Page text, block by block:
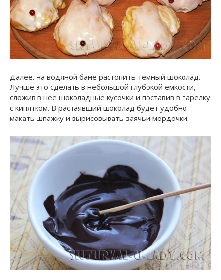
Далее, на водяной бане растопить темный шоколад.
Лучше это сделать в небольшой глубокой емкости,
сложив в нее шоколадные кусочки и поставив в тарелку
с кипятком. В растаявший шоколад будет удобно
макать шпажку и вырисовывать заячьи мордочки.